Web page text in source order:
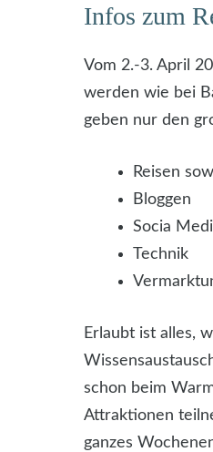
Infos zum
Vom 2.-3. April
werden wie bei
geben nur den
Reisen
Bloggen
Socia
Technik
Erlaubt ist alles,
schon beim
Attraktionen
ganzes